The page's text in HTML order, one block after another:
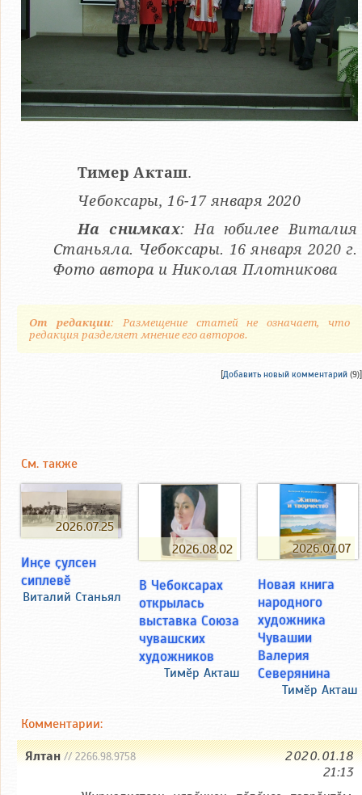
Тимер Акташ.
Чебоксары, 16-17 января 2020
На снимках: На юбилее Виталия
Станьяла. Чебоксары. 16 января 2020 г.
Фото автора и Николая Плотникова
От редакции: Размещение статей не означает, что
редакция разделяет мнение его авторов.
[Добавить новый комментарий (9)]
См. также
2026.07.25
Инҫе ҫулсен
сиплевӗ
Виталий Станьял
2026.08.02
В Чебоксарах
открылась
выставка Союза
чувашских
художников
Тимӗр Акташ
2026.07.07
Новая книга
народного
художника
Чувашии
Валерия
Северянина
Тимӗр Акташ
Комментарии:
Ялтан// 2266.98.9758
2020.01.18
21:13